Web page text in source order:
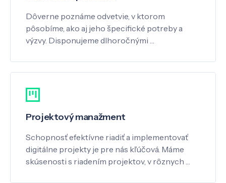
Dôverne poznáme odvetvie, v ktorom
pôsobíme, ako aj jeho špecifické potreby a
výzvy. Disponujeme dlhoročnými …
Projektový manažment
Schopnosť efektívne riadiť a implementovať
digitálne projekty je pre nás kľúčová. Máme
skúsenosti s riadením projektov, v rôznych …